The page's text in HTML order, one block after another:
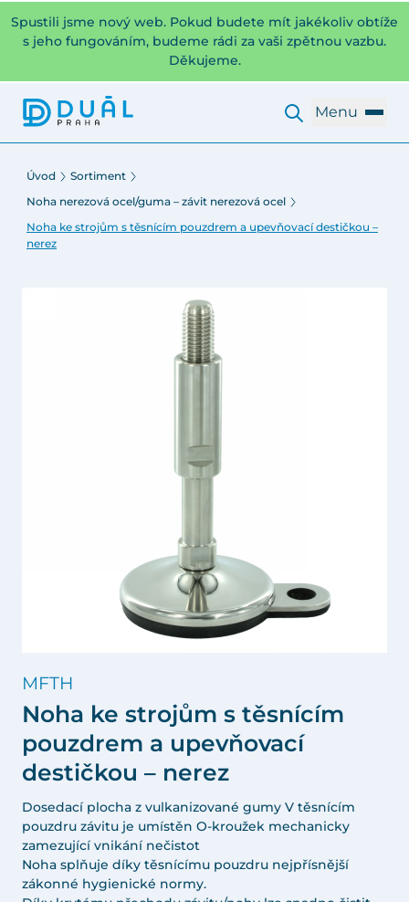
Spustili jsme nový web. Pokud budete mít jakékoliv obtíže
s jeho fungováním, budeme rádi za vaši zpětnou vazbu.
Děkujeme.
Menu
Úvod
Sortiment
Noha nerezová ocel/guma – závit nerezová ocel
Noha ke strojům s těsnícím pouzdrem a upevňovací destičkou –
nerez
MFTH
Noha ke strojům s těsnícím
pouzdrem a upevňovací
destičkou – nerez
Dosedací plocha z vulkanizované gumy V těsnícím
pouzdru závitu je umístěn O-kroužek mechanicky
zamezující vnikání nečistot
Noha splňuje díky těsnícímu pouzdru nejpřísnější
zákonné hygienické normy.